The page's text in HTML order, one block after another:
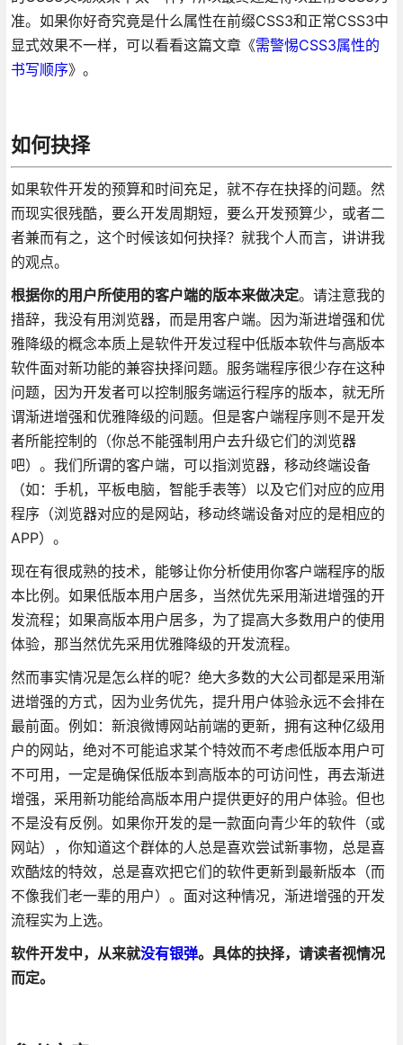
准。如果你好奇究竟是什么属性在前缀CSS3和正常CSS3中
显式效果不一样，可以看看这篇文章《需警惕CSS3属性的
书写顺序》。
如何抉择
如果软件开发的预算和时间充足，就不存在抉择的问题。然
而现实很残酷，要么开发周期短，要么开发预算少，或者二
者兼而有之，这个时候该如何抉择？就我个人而言，讲讲我
的观点。
根据你的用户所使用的客户端的版本来做决定。请注意我的
措辞，我没有用浏览器，而是用客户端。因为渐进增强和优
雅降级的概念本质上是软件开发过程中低版本软件与高版本
软件面对新功能的兼容抉择问题。服务端程序很少存在这种
问题，因为开发者可以控制服务端运行程序的版本，就无所
谓渐进增强和优雅降级的问题。但是客户端程序则不是开发
者所能控制的（你总不能强制用户去升级它们的浏览器
吧）。我们所谓的客户端，可以指浏览器，移动终端设备
（如：手机，平板电脑，智能手表等）以及它们对应的应用
程序（浏览器对应的是网站，移动终端设备对应的是相应的
APP）。
现在有很成熟的技术，能够让你分析使用你客户端程序的版
本比例。如果低版本用户居多，当然优先采用渐进增强的开
发流程；如果高版本用户居多，为了提高大多数用户的使用
体验，那当然优先采用优雅降级的开发流程。
然而事实情况是怎么样的呢？绝大多数的大公司都是采用渐
进增强的方式，因为业务优先，提升用户体验永远不会排在
最前面。例如：新浪微博网站前端的更新，拥有这种亿级用
户的网站，绝对不可能追求某个特效而不考虑低版本用户可
不可用，一定是确保低版本到高版本的可访问性，再去渐进
增强，采用新功能给高版本用户提供更好的用户体验。但也
不是没有反例。如果你开发的是一款面向青少年的软件（或
网站），你知道这个群体的人总是喜欢尝试新事物，总是喜
欢酷炫的特效，总是喜欢把它们的软件更新到最新版本（而
不像我们老一辈的用户）。面对这种情况，渐进增强的开发
流程实为上选。
软件开发中，从来就没有银弹。具体的抉择，请读者视情况
而定。